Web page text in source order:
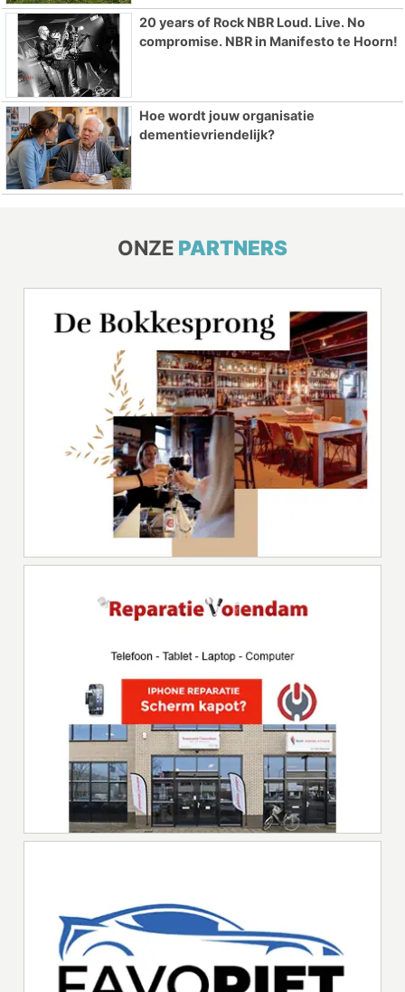
20 years of Rock NBR Loud. Live. No
compromise. NBR in Manifesto te Hoorn!
Hoe wordt jouw organisatie
dementievriendelijk?
ONZE PARTNERS